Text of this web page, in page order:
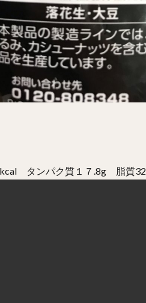
タンパク質１７.8g 脂質